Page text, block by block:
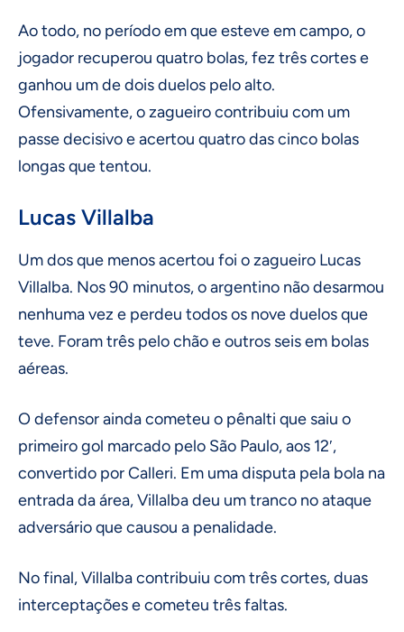
Ao todo, no período em que esteve em campo, o
jogador recuperou quatro bolas, fez três cortes e
ganhou um de dois duelos pelo alto.
Ofensivamente, o zagueiro contribuiu com um
passe decisivo e acertou quatro das cinco bolas
longas que tentou.
Lucas Villalba
Um dos que menos acertou foi o zagueiro Lucas
Villalba. Nos 90 minutos, o argentino não desarmou
nenhuma vez e perdeu todos os nove duelos que
teve. Foram três pelo chão e outros seis em bolas
aéreas.
O defensor ainda cometeu o pênalti que saiu o
primeiro gol marcado pelo São Paulo, aos 12′,
convertido por Calleri. Em uma disputa pela bola na
entrada da área, Villalba deu um tranco no ataque
adversário que causou a penalidade.
No final, Villalba contribuiu com três cortes, duas
interceptações e cometeu três faltas.